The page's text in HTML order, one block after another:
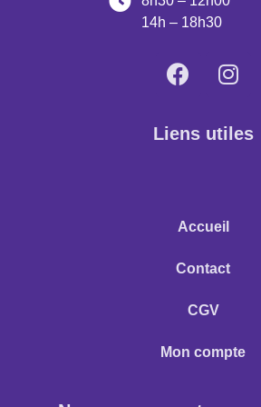
14h – 18h30
Liens utiles
Accueil
Contact
CGV
Mon compte